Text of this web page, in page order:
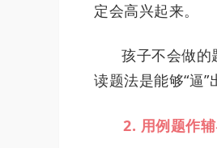
定会高兴起来。
孩子不会做的
读题法是能够“逼”
2. 用例题作